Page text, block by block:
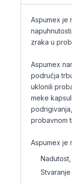
Aspumex je
zraka u
Aspumex
područja
uklonili
meke
probavnom
Aspumex je